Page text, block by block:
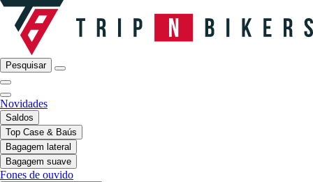
Pesquisar
Novidades
Saldos
Top Case & Baús
Bagagem lateral
Bagagem suave
Fones de ouvido